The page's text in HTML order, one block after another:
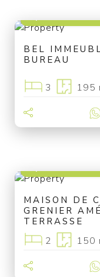
BEL
BUREAU
3 195
MAISON DE
GRENIER
TERRASSE
2 150